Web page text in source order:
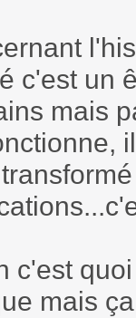
c'est un
mais
c'est
mais